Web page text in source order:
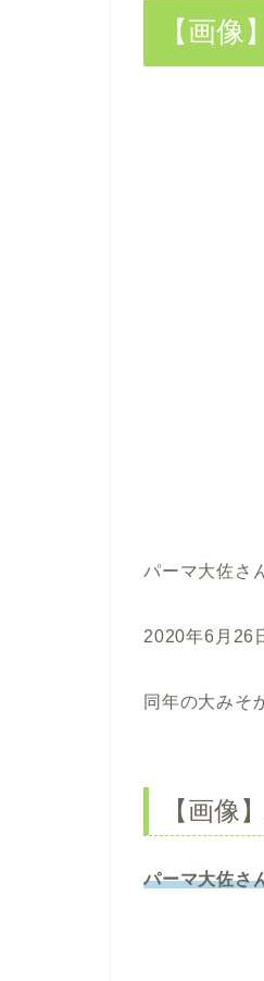
【画
パーマ大佐さ
2020年6月26
同年の大みそ
【画像
パーマ大佐さ